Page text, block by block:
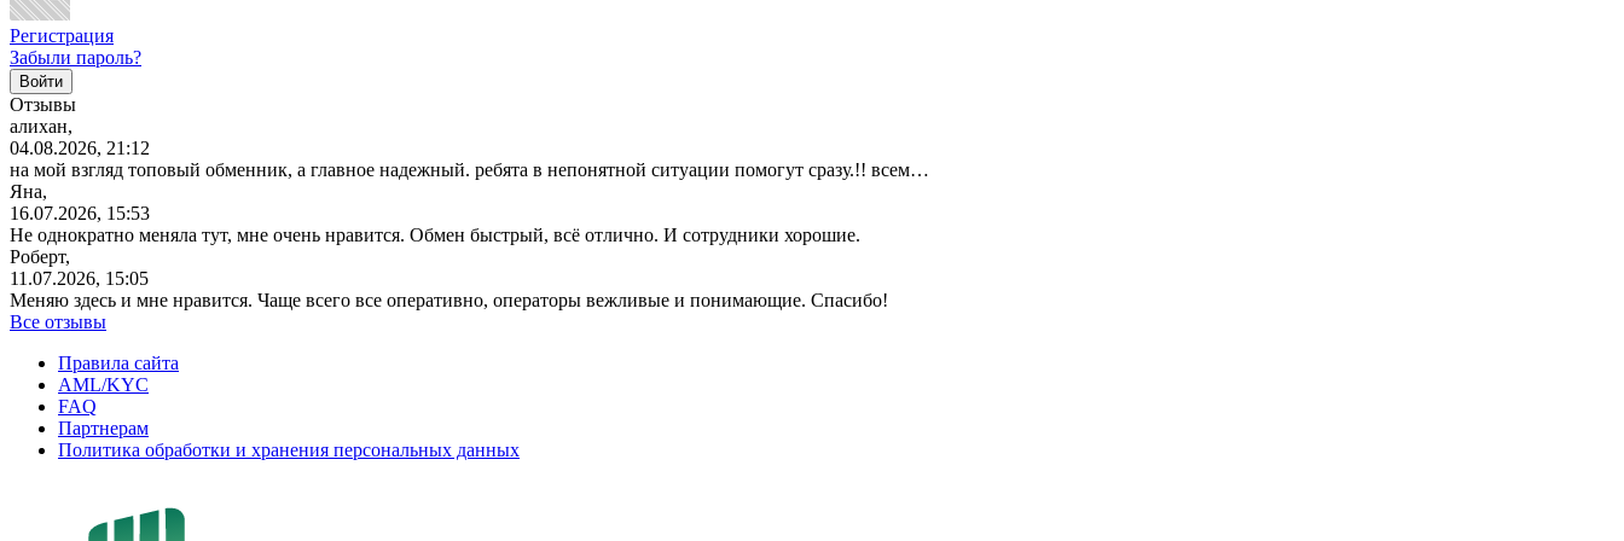
Регистрация
Забыли пароль?
Отзывы
алихан,
04.08.2026, 21:12
на мой взгляд топовый обменник, а главное надежный. ребята в непонятной ситуации помогут сразу.!! всем…
Яна,
16.07.2026, 15:53
Не однократно меняла тут, мне очень нравится. Обмен быстрый, всё отлично. И сотрудники хорошие.
Роберт,
11.07.2026, 15:05
Меняю здесь и мне нравится. Чаще всего все оперативно, операторы вежливые и понимающие. Спасибо!
Все отзывы
Правила сайта
AML/KYC
FAQ
Партнерам
Политика обработки и хранения персональных данных